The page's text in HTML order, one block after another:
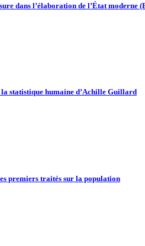
dans l’élaboration de l’État moderne
statistique humaine d’Achille Guillard
premiers traités sur la population